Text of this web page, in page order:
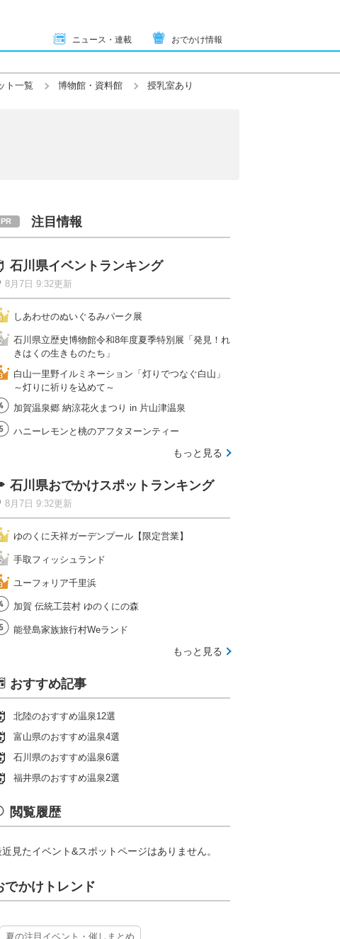
ニュース・連載 おでかけ情報
ト一覧 博物館・資料館 授乳室あり
注目情報
石川県イベントランキング
8月7日 9:32更新
しあわせのぬいぐるみパーク展
石川県立歴史博物館令和8年度夏季特別展「発見！れ
きはくの生きものたち」
白山一里野イルミネーション「灯りでつなぐ白山」
～灯りに祈りを込めて～
加賀温泉郷 納涼花火まつり in 片山津温泉
ハニーレモンと桃のアフタヌーンティー
もっと見る
石川県おでかけスポットランキング
8月7日 9:32更新
ゆのくに天祥ガーデンプール【限定営業】
手取フィッシュランド
ユーフォリア千里浜
加賀 伝統工芸村 ゆのくにの森
能登島家族旅行村Weランド
もっと見る
おすすめ記事
北陸のおすすめ温泉12選
富山県のおすすめ温泉4選
石川県のおすすめ温泉6選
福井県のおすすめ温泉2選
閲覧履歴
近見たイベント&スポットページはありません。
でかけトレンド
夏の注目イベント・催しまとめ